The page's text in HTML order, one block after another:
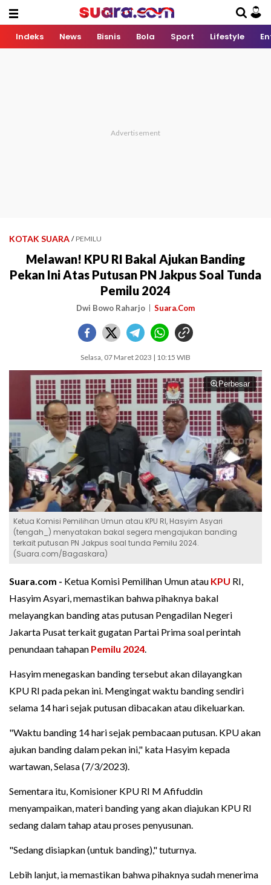
Indeks News Bisnis Bola Sport Lifestyle
KOTAK SUARA / PEMILU
Melawan! KPU RI Bakal Ajukan Banding
Pekan Ini Atas Putusan PN Jakpus Soal Tunda
Pemilu 2024
Dwi Bowo Raharjo Suara.Com
Selasa, 07 Maret 2023 | 10:15 WIB
Perbesar
Ketua Komisi Pemilihan Umun atau KPU RI, Hasyim Asyari
(tengah_) menyatakan bakal segera mengajukan banding
terkait putusan PN Jakpus soal tunda Pemilu 2024.
(Suara.com/Bagaskara)
Suara.com - Ketua Komisi Pemilihan Umun atau KPU RI,
Hasyim Asyari, memastikan bahwa pihaknya bakal
melayangkan banding atas putusan Pengadilan Negeri
Jakarta Pusat terkait gugatan Partai Prima soal perintah
penundaan tahapan Pemilu 2024.
Hasyim menegaskan banding tersebut akan dilayangkan
KPU RI pada pekan ini. Mengingat waktu banding sendiri
selama 14 hari sejak putusan dibacakan atau dikeluarkan.
"Waktu banding 14 hari sejak pembacaan putusan. KPU akan
ajukan banding dalam pekan ini," kata Hasyim kepada
wartawan, Selasa (7/3/2023).
Sementara itu, Komisioner KPU RI M Afifuddin
menyampaikan, materi banding yang akan diajukan KPU RI
sedang dalam tahap atau proses penyusunan.
"Sedang disiapkan (untuk banding)," tuturnya.
Lebih lanjut, ia memastikan bahwa pihaknya sudah menerima